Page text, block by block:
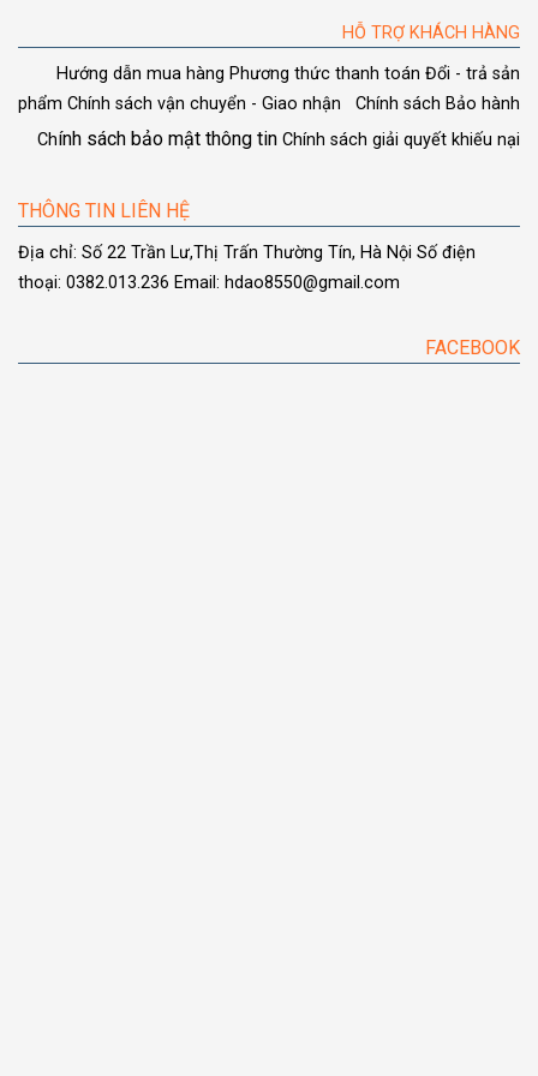
HỖ TRỢ KHÁCH HÀNG
Hướng dẫn mua hàng Phương thức thanh toán Đổi - trả sản
phẩm Chính sách vận chuyển - Giao nhận
Chính sách Bảo hành
Chính sách bảo mật thông tin Chính sách giải quyết khiếu nại
THÔNG TIN LIÊN HỆ
Địa chỉ: Số 22 Trần Lư,Thị Trấn Thường Tín, Hà Nội Số điện
thoại: 0382.013.236 Email: hdao8550@gmail.com
FACEBOOK